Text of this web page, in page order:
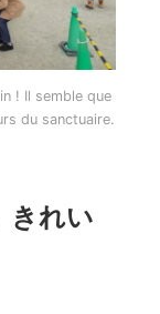
! Il semble que
du sanctuaire.
きれい